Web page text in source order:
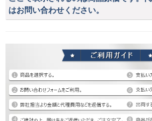
はお問い合わせください。